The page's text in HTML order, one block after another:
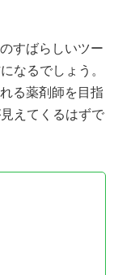
すばらしいツー
なるでしょう。
る薬剤師を目指
えてくるはずで